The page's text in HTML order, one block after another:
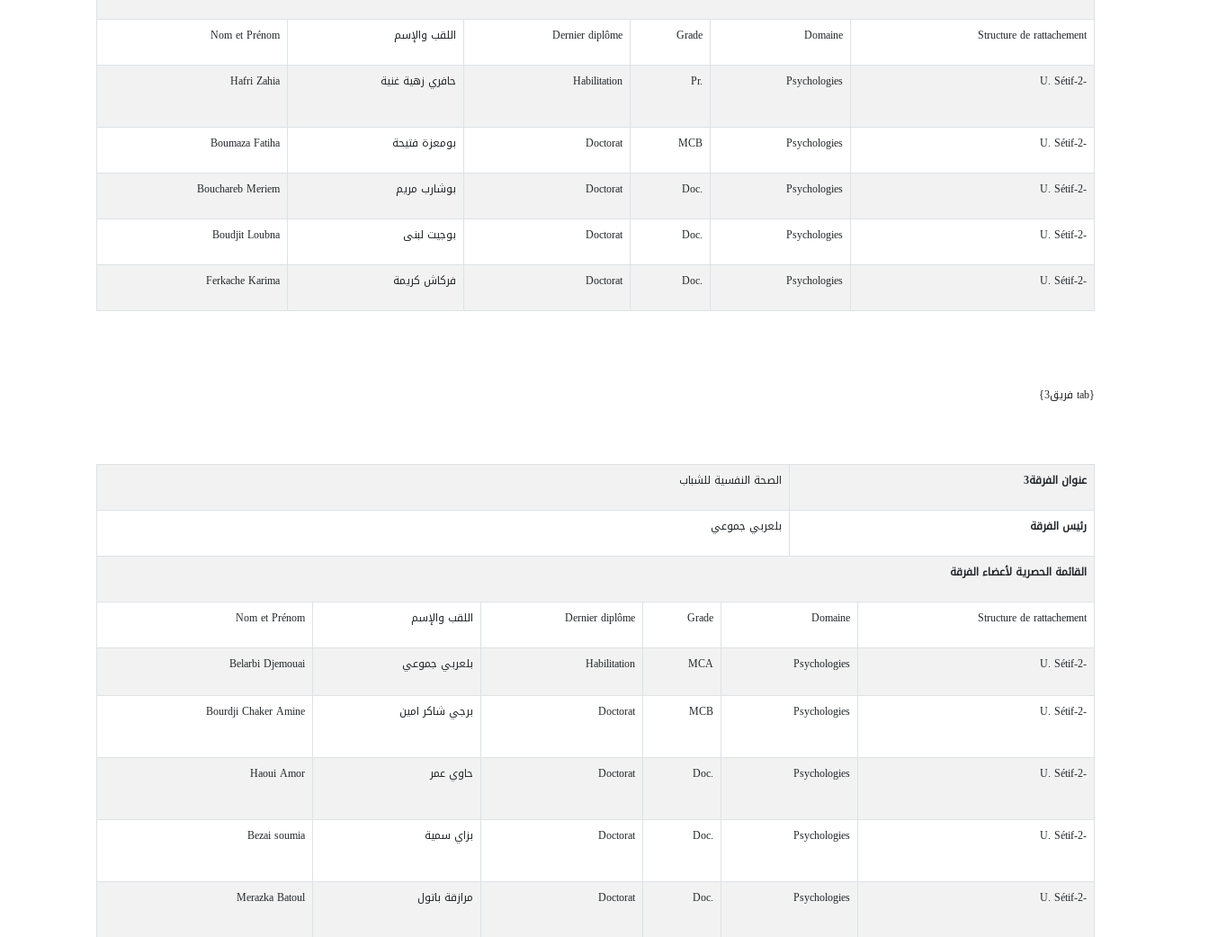
Nom et Prénom اللقب والإسم Dernier diplôme Grade Domaine Structure de rattachement
Hafri Zahia حافري زهية غنية Habilitation Pr. Psychologies U. Sétif-2-
Boumaza Fatiha بومعزة فتيحة Doctorat MCB Psychologies U. Sétif-2-
Bouchareb Meriem بوشارب مريم Doctorat Doc. Psychologies U. Sétif-2-
Boudjit Loubna بوجيت لبنى Doctorat Doc. Psychologies U. Sétif-2-
Ferkache Karima فركاش كريمة Doctorat Doc. Psychologies U. Sétif-2-
{tab فريق3}
الصحة النفسية للشباب عنوان الفرقة3
بلعربي جموعي رئيس الفرقة
القائمة الحصرية لأعضاءالفرقة
Nom et Prénom اللقب والإسم Dernier diplôme Grade Domaine Structure de rattachement
Belarbi Djemouai بلعربي جموعي Habilitation MCA Psychologies U. Sétif-2-
Bourdji Chaker Amine برجي شاكر امين Doctorat MCB Psychologies U. Sétif-2-
Haoui Amor حاوي عمر Doctorat Doc. Psychologies U. Sétif-2-
Bezai soumia بزاي سمية Doctorat Doc. Psychologies U. Sétif-2-
Merazka Batoul مرازقة باتول Doctorat Doc. Psychologies U. Sétif-2-